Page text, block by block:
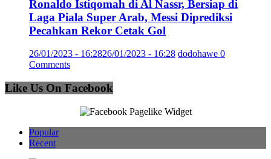
Ronaldo Istiqomah di Al Nassr, Bersiap di
Laga Piala Super Arab, Messi Diprediksi
Pecahkan Rekor Cetak Gol
26/01/2023 - 16:2826/01/2023 - 16:28 dodohawe 0
Comments
Like Us On Facebook
Popular
Recent